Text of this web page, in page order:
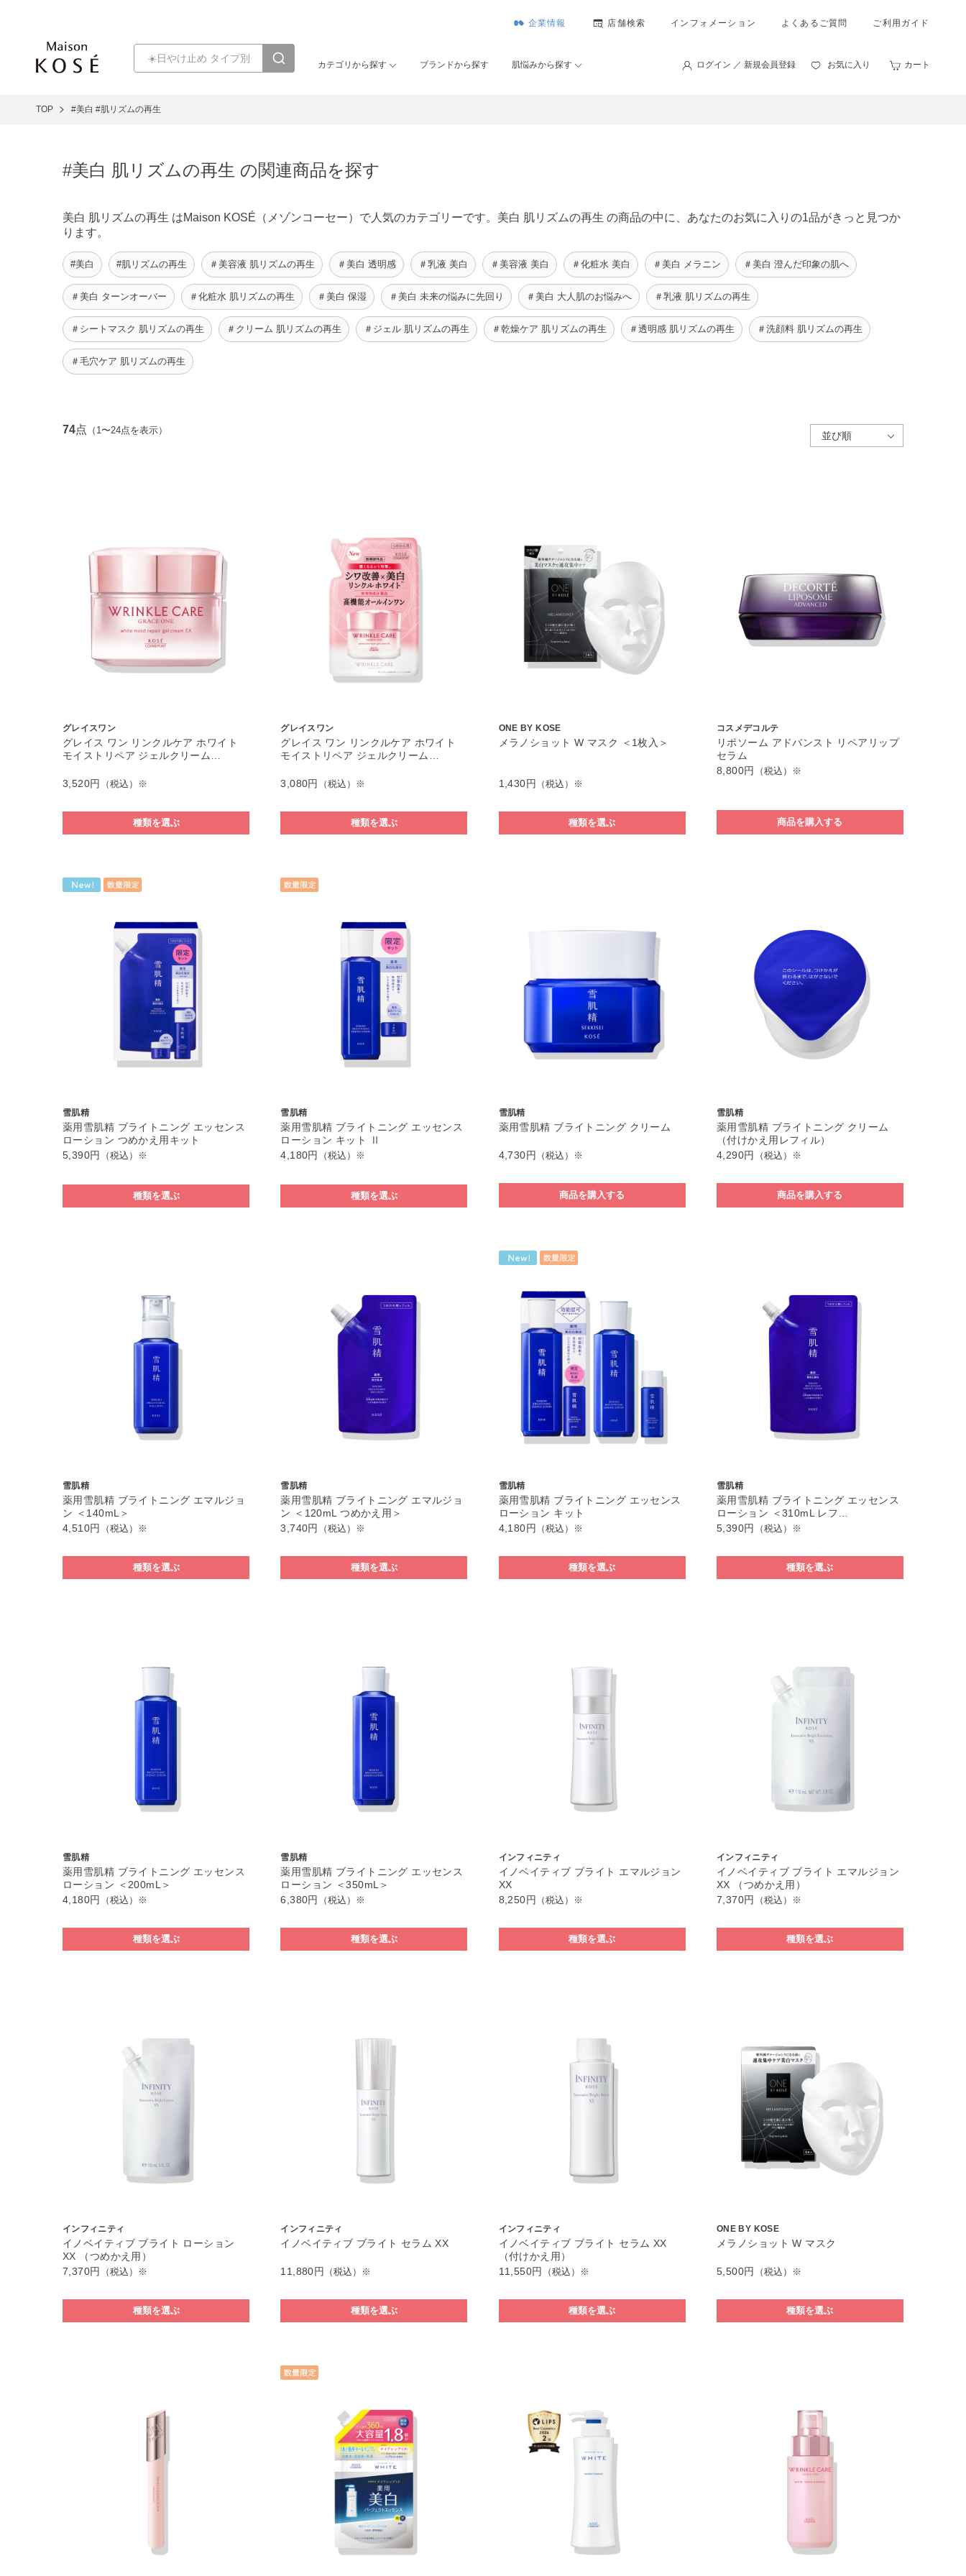
企業情報 店舗検索 インフォメーション よくあるご質問 ご利用ガイド
カテゴリから探す ブランドから探す 肌悩みから探す ログイン ／ 新規会員登録 お気に入り カート
TOP #美白 #肌リズムの再生
#美白 肌リズムの再生 の関連商品を探す
美白 肌リズムの再生 はMaison KOSÉ（メゾンコーセー）で人気のカテゴリーです。美白 肌リズムの再生 の商品の中に、あなたのお気に入りの1品がきっと見つか
ります。
#美白 #肌リズムの再生 ＃美容液 肌リズムの再生 ＃美白 透明感 ＃乳液 美白 ＃美容液 美白 ＃化粧水 美白 ＃美白 メラニン ＃美白 澄んだ印象の肌へ
＃美白 ターンオーバー ＃化粧水 肌リズムの再生 ＃美白 保湿 ＃美白 未来の悩みに先回り ＃美白 大人肌のお悩みへ ＃乳液 肌リズムの再生
＃シートマスク 肌リズムの再生 ＃クリーム 肌リズムの再生 ＃ジェル 肌リズムの再生 ＃乾燥ケア 肌リズムの再生 ＃透明感 肌リズムの再生 ＃洗顔料 肌リズムの再生
＃毛穴ケア 肌リズムの再生
74点 （1〜24点を表示）
グレイスワン
グレイス ワン リンクルケア ホワイト
モイストリペア ジェルクリーム…
3,520円 （税込）※
種類を選ぶ
グレイスワン
グレイス ワン リンクルケア ホワイト
モイストリペア ジェルクリーム…
3,080円 （税込）※
種類を選ぶ
ONE BY KOSE
メラノショット W マスク ＜1枚入＞
1,430円 （税込）※
種類を選ぶ
コスメデコルテ
リポソーム アドバンスト リペアリップ
セラム
8,800円
（税込）※
商品を購入する
雪肌精
薬用雪肌精 ブライトニング エッセンス
ローション つめかえ用キット
5,390円
（税込）※
種類を選ぶ
雪肌精
薬用雪肌精 ブライトニング エッセンス
ローション キット Ⅱ
4,180円
（税込）※
種類を選ぶ
雪肌精
薬用雪肌精 ブライトニング クリーム
4,730円 （税込）※
商品を購入する
雪肌精
薬用雪肌精 ブライトニング クリーム
（付けかえ用レフィル）
4,290円
（税込）※
商品を購入する
雪肌精
薬用雪肌精 ブライトニング エマルジョ
ン ＜140mL＞
4,510円
（税込）※
種類を選ぶ
雪肌精
薬用雪肌精 ブライトニング エマルジョ
ン ＜120mL つめかえ用＞
3,740円
（税込）※
種類を選ぶ
雪肌精
薬用雪肌精 ブライトニング エッセンス
ローション キット
4,180円
（税込）※
種類を選ぶ
雪肌精
薬用雪肌精 ブライトニング エッセンス
ローション ＜310mL レフ…
5,390円
（税込）※
種類を選ぶ
雪肌精
薬用雪肌精 ブライトニング エッセンス
ローション ＜200mL＞
4,180円
（税込）※
種類を選ぶ
雪肌精
薬用雪肌精 ブライトニング エッセンス
ローション ＜350mL＞
6,380円
（税込）※
種類を選ぶ
インフィニティ
イノベイティブ ブライト エマルジョン
XX
8,250円
（税込）※
種類を選ぶ
インフィニティ
イノベイティブ ブライト エマルジョン
XX （つめかえ用）
7,370円
（税込）※
種類を選ぶ
インフィニティ
イノベイティブ ブライト ローション
XX （つめかえ用）
7,370円
（税込）※
種類を選ぶ
インフィニティ
イノベイティブ ブライト セラム XX
11,880円 （税込）※
種類を選ぶ
インフィニティ
イノベイティブ ブライト セラム XX
（付けかえ用）
11,550円
（税込）※
種類を選ぶ
ONE BY KOSE
メラノショット W マスク
5,500円 （税込）※
種類を選ぶ